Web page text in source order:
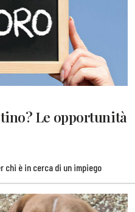
Le opportunità
chi è in cerca di un impiego